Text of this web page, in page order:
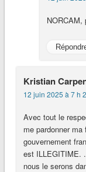
NORCAM,
Kristian
12 juin 2025 à 7 h
Avec tout le
me pardonner
gouvernement
est ILLEGITIME.
nous le serons